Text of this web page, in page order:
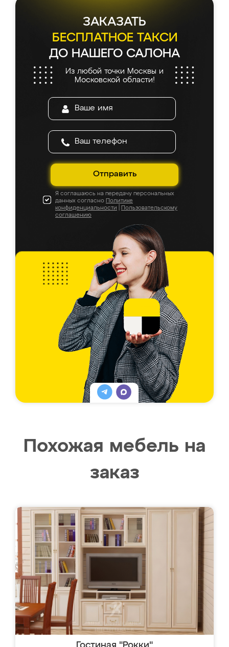
ЗАКАЗАТЬ
БЕСПЛАТНОЕ ТАКСИ
ДО НАШЕГО САЛОНА
Из любой точки Москвы и
Московской области!
Отправить
Я соглашаюсь на передачу персональных
данных согласно Политике
конфиденциальности
Пользовательскому
соглашению
Похожая мебель на
заказ